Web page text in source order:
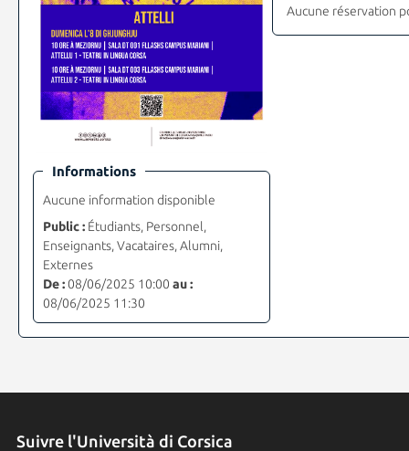
Informations
Aucune information disponible
Public :Étudiants, Personnel,
Enseignants, Vacataires, Alumni,
Externes
De :08/06/2025 10:00 au :
08/06/2025 11:30
Aucune réservation
Suivre l'Università di Corsica